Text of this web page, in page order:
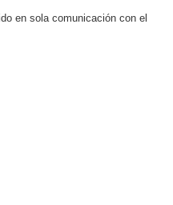
en sola comunicación con el